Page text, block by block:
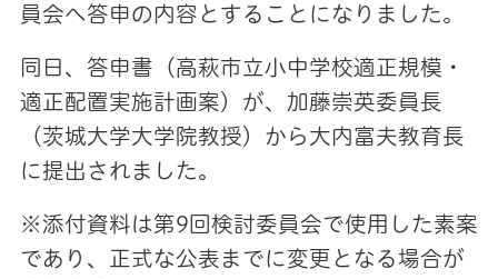
員会へ答申の内容とすることになりました。
同日、答申書（高萩市立小中学校適正規模・
適正配置実施計画案）が、加藤崇英委員長
（茨城大学大学院教授）から大内富夫教育長
に提出されました。
※添付資料は第9回検討委員会で使用した素案
であり、正式な公表までに変更となる場合が